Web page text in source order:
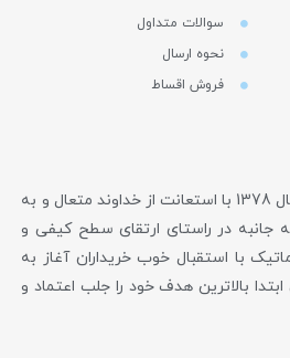
سوالات متداول
نحوه ارسال
فروش اقساط
فروشگاه کامپیوتر مرکزی در سال 1378 با استعانت از خداوند متعال و به
جانبه در راستای ارتقای سطح کیفی و
با استقبال خوب خریداران آغاز به
بالاترین هدف خود را جلب اعتماد و